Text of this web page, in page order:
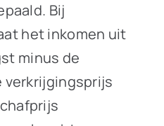
Bij
het inkomen uit
minus de
verkrijgingsprijs